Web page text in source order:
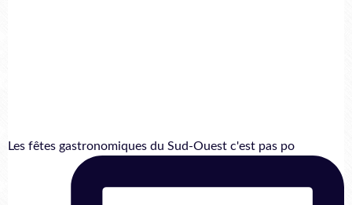
Les fêtes gastronomiques du Sud-Ouest c'est pas po